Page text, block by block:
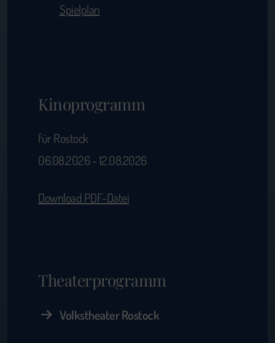
Spielplan
Kinoprogramm
für Rostock
06.08.2026 - 12.08.2026
Download PDF-Datei
Theaterprogramm
Volkstheater Rostock